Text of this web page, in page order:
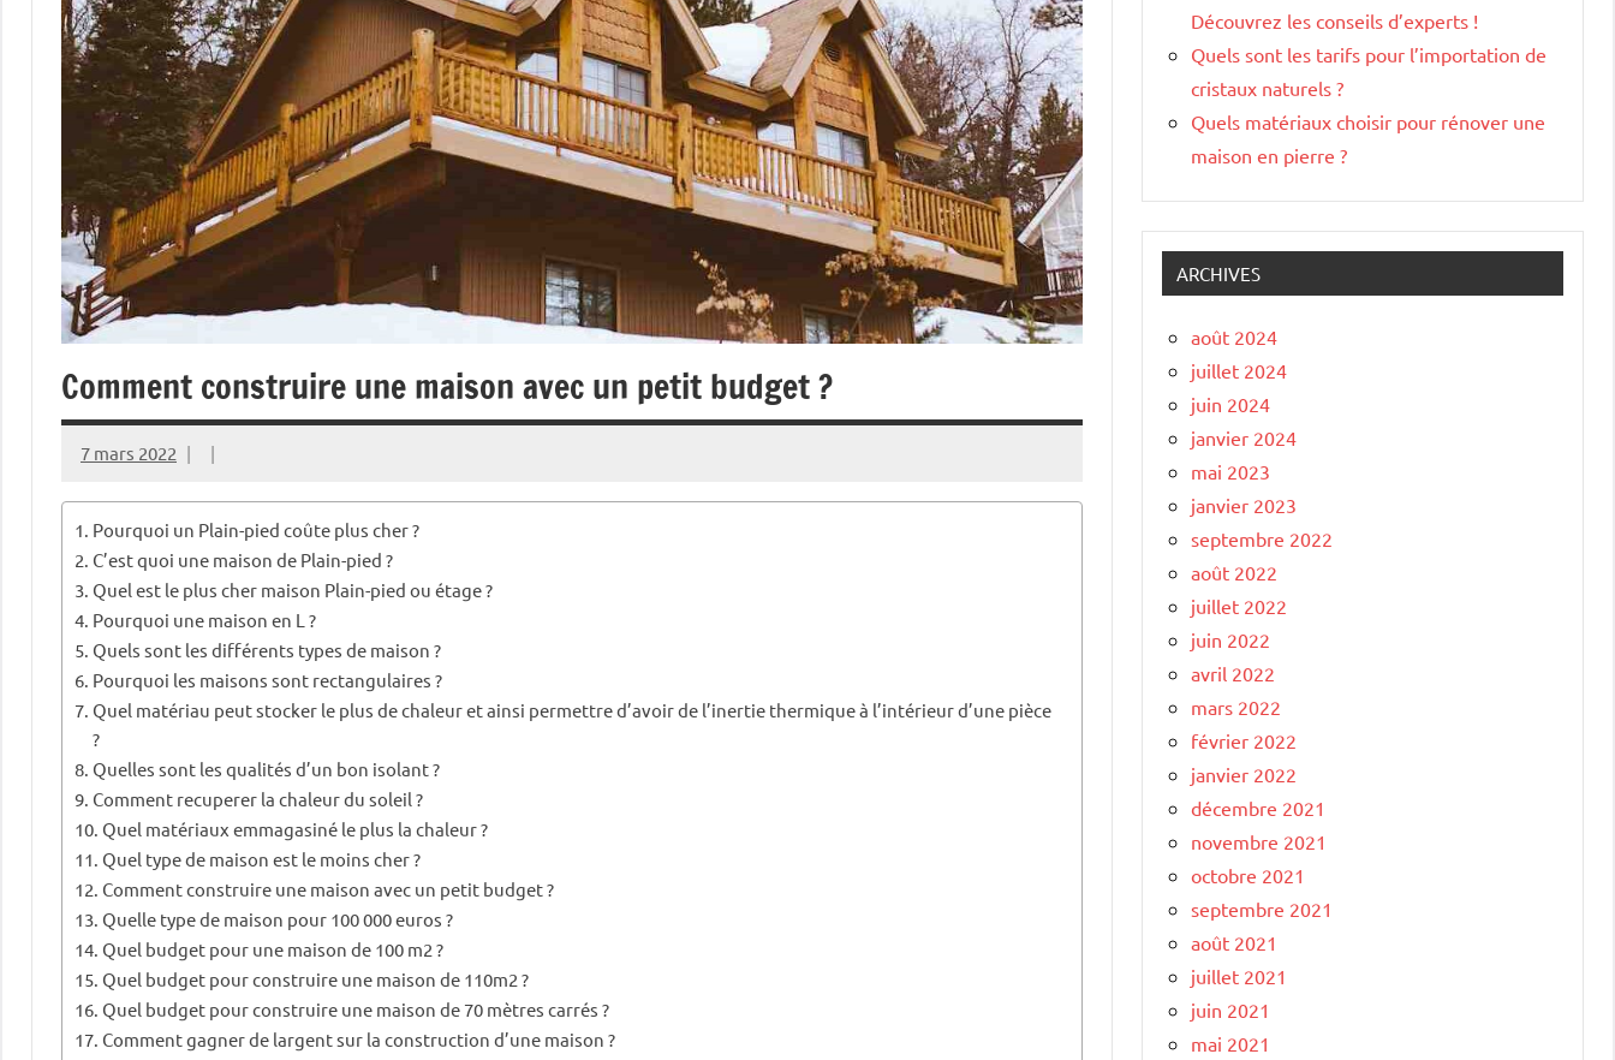
Comment construire une maison avec un petit budget ?
7 mars 2022
Pourquoi un Plain-pied coûte plus cher ?
C’est quoi une maison de Plain-pied ?
Quel est le plus cher maison Plain-pied ou étage ?
Pourquoi une maison en L ?
Quels sont les différents types de maison ?
Pourquoi les maisons sont rectangulaires ?
Quel matériau peut stocker le plus de chaleur et ainsi permettre d’avoir de l’inertie thermique à l’intérieur d’une pièce
?
Quelles sont les qualités d’un bon isolant ?
Comment recuperer la chaleur du soleil ?
Quel matériaux emmagasiné le plus la chaleur ?
Quel type de maison est le moins cher ?
Comment construire une maison avec un petit budget ?
Quelle type de maison pour 100 000 euros ?
Quel budget pour une maison de 100 m2 ?
Quel budget pour construire une maison de 110m2 ?
Quel budget pour construire une maison de 70 mètres carrés ?
Comment gagner de largent sur la construction d’une maison ?
Découvrez les conseils d’experts !
Quels sont les tarifs pour l’importation de
cristaux naturels ?
Quels matériaux choisir pour rénover une
maison en pierre ?
ARCHIVES
août 2024
juillet 2024
juin 2024
janvier 2024
mai 2023
janvier 2023
septembre 2022
août 2022
juillet 2022
juin 2022
avril 2022
mars 2022
février 2022
janvier 2022
décembre 2021
novembre 2021
octobre 2021
septembre 2021
août 2021
juillet 2021
juin 2021
mai 2021